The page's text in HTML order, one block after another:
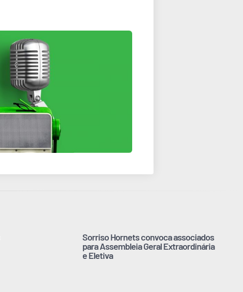
Sorriso Hornets convoca associados
para Assembleia Geral Extraordinária
e Eletiva